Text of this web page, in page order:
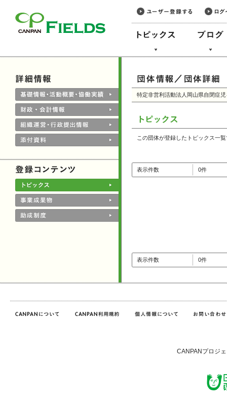
特定非営利活動法人岡山県自閉症
この団体が登録したトピックス一
表示件数 0件
表示件数 0件
CANPANプロジ